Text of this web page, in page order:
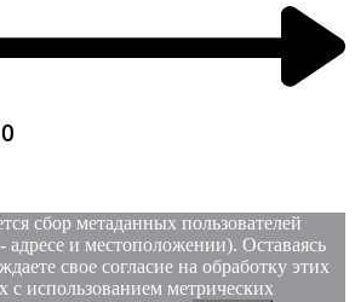
0
сбор метаданных пользователей
адресе и местоположении). Оставаясь
свое согласие на обработку этих
c использованием метрических